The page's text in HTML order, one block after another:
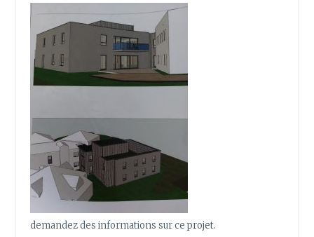
demandez des informations sur ce projet.